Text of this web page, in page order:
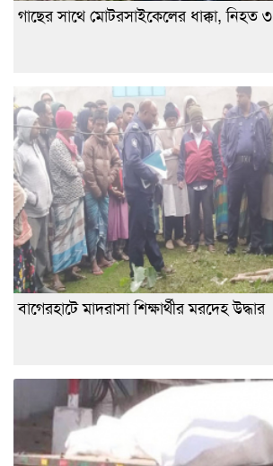
গাছের সাথে মোটরসাইকেলের ধাক্কা, নিহত ৩
বাগেরহাটে মাদরাসা শিক্ষার্থীর মরদেহ উদ্ধার